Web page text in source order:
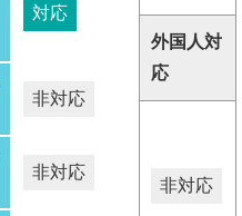
対応
非対応
非対応
外国人対
応
非対応